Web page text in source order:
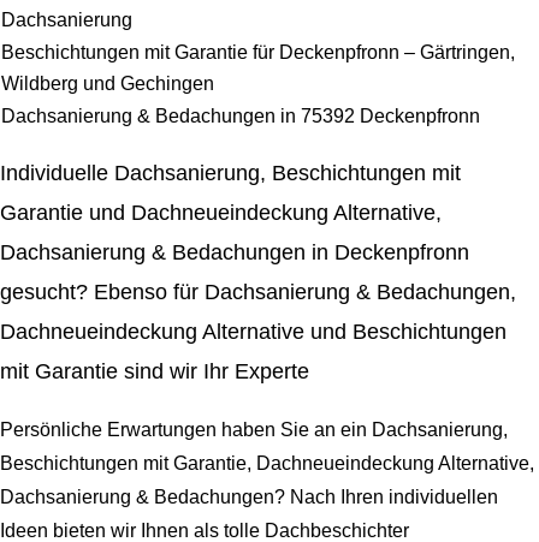
Dachsanierung
Beschichtungen mit Garantie für Deckenpfronn – Gärtringen,
Wildberg und Gechingen
Dachsanierung & Bedachungen in 75392 Deckenpfronn
Individuelle Dachsanierung, Beschichtungen mit
Garantie und Dachneueindeckung Alternative,
Dachsanierung & Bedachungen in Deckenpfronn
gesucht? Ebenso für Dachsanierung & Bedachungen,
Dachneueindeckung Alternative und Beschichtungen
mit Garantie sind wir Ihr Experte
Persönliche Erwartungen haben Sie an ein Dachsanierung,
Beschichtungen mit Garantie, Dachneueindeckung Alternative,
Dachsanierung & Bedachungen? Nach Ihren individuellen
Ideen bieten wir Ihnen als tolle Dachbeschichter